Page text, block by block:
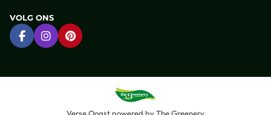
VOLG ONS
Ga naar Facebook
Ga naar Instagram
Ga naar Pinterest
Verse Oogstpowered byThe Greenery